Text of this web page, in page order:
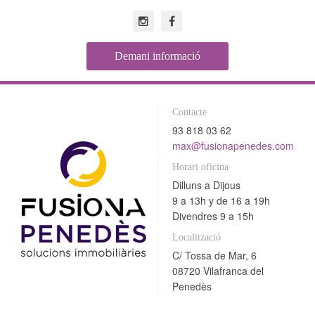
Demani informació
Contacte
93 818 03 62
max@fusionapenedes.com
Horari oficina
Dilluns a Dijous
9 a 13h y de 16 a 19h
Divendres 9 a 15h
Localització
C/ Tossa de Mar, 6
08720 Vilafranca del
Penedès